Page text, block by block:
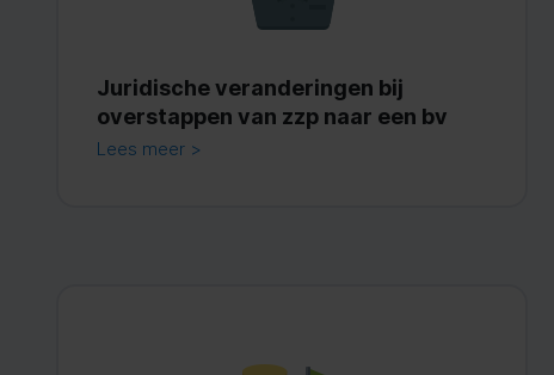
Juridische veranderingen bij
overstappen van zzp naar een bv
Lees meer >